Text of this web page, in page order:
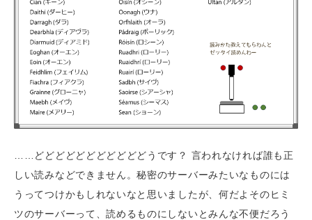
……どどどどどどどどどどどうです？ 言われなければ誰も正
しい読みなどできません。秘密のサーバーみたいなものには
うってつけかもしれないなと思いましたが、何だよそのヒミ
ツのサーバーって、読めるものにしないとみんな不便だろう